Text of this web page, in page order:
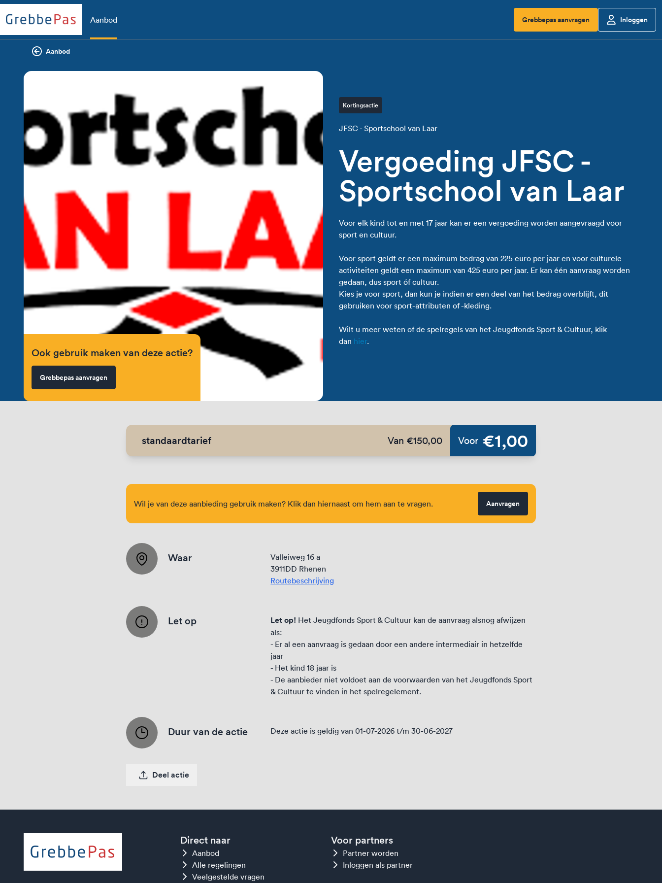
Aanbod Grebbepas aanvragen Inloggen
Aanbod
Kortingsactie
JFSC - Sportschool van Laar
Vergoeding JFSC -
Sportschool van Laar
Voor elk kind tot en met 17 jaar kan er een vergoeding worden aangevraagd voor
sport en cultuur.
Voor sport geldt er een maximum bedrag van 225 euro per jaar en voor culturele
activiteiten geldt een maximum van 425 euro per jaar. Er kan één aanvraag worden
gedaan, dus sport óf cultuur.
Kies je voor sport, dan kun je indien er een deel van het bedrag overblijft, dit
gebruiken voor sport-attributen of -kleding.
Wilt u meer weten of de spelregels van het Jeugdfonds Sport & Cultuur, klik
dan hier.
Ook gebruik maken van deze actie?
Grebbepas aanvragen
standaardtarief Van €150,00 Voor €1,00
Wil je van deze aanbieding gebruik maken? Klik dan hiernaast om hem aan te vragen. Aanvragen
Waar
Valleiweg 16 a
3911DD Rhenen
Routebeschrijving
Let op Let op! Het Jeugdfonds Sport & Cultuur kan de aanvraag alsnog afwijzen
als:
- Er al een aanvraag is gedaan door een andere intermediair in hetzelfde
jaar
- Het kind 18 jaar is
- De aanbieder niet voldoet aan de voorwaarden van het Jeugdfonds Sport
& Cultuur te vinden in hetspelregelement.
Duur van de actie Deze actie is geldig van 01-07-2026 t/m 30-06-2027
Deel actie
Direct naar
Aanbod
Alle regelingen
Veelgestelde vragen
Voor partners
Partner worden
Inloggen als partner